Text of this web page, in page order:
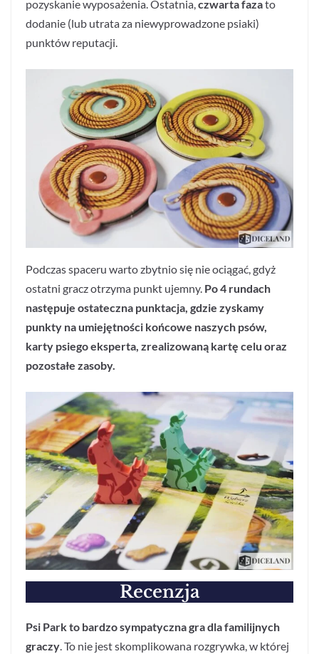
pozyskanie wyposażenia. Ostatnia,czwarta fazato
dodanie (lub utrata za niewyprowadzone psiaki)
punktów reputacji.
Podczas spaceru warto zbytnio się nie ociągać, gdyż
ostatni gracz otrzyma punkt ujemny. Po 4 rundach
następuje ostateczna punktacja, gdzie zyskamy
punkty na umiejętności końcowe naszych psów,
karty psiego eksperta, zrealizowaną kartę celu oraz
pozostałe zasoby.
Recenzja
Psi Park to bardzo sympatyczna gra dla familijnych
graczy. To nie jest skomplikowana rozgrywka, w której